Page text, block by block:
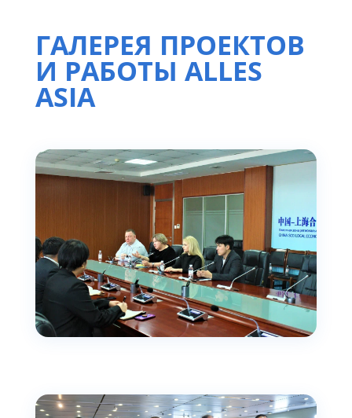
ГАЛЕРЕЯ ПРОЕКТОВ
И РАБОТЫ ALLES
ASIA